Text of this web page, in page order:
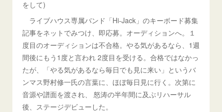
をして)
ライブハウス専属バンド「Hi-Jack」のキーボード募集
記事をネットでみつけ、即応募。オーディションへ。１
度目のオーディションは不合格。やる気があるなら、1週
間後にもう1度と言われ 2度目を受ける。合格ではなかっ
たが、「やる気があるなら毎日でも見に来い」というバ
ンマス野村修一氏の言葉に、ほぼ毎日見に行く。次第に
音源や譜面を渡され、 怒涛の半年間に及ぶリハーサル
後、ステージデビューした。